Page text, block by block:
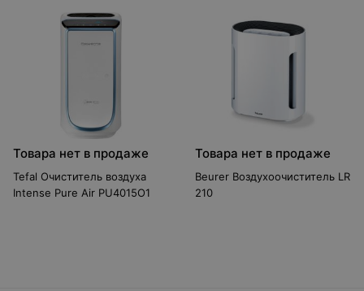
Товара нет в продаже
Tefal Очиститель воздуха
Intense Pure Air PU4015O1
Товара нет в продаже
Beurer Воздухоочиститель LR
210